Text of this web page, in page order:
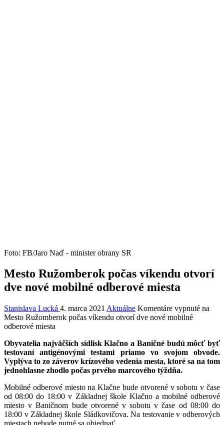
Foto: FB/Jaro Naď - minister obrany SR
Mesto Ružomberok počas víkendu otvorí
dve nové mobilné odberové miesta
Stanislava Lucká 4. marca 2021 Aktuálne Komentáre vypnuté na
Mesto Ružomberok počas víkendu otvorí dve nové mobilné
odberové miesta
Obyvatelia najväčších sídlisk Klačno a Baničné budú môcť byť
testovaní antigénovými testami priamo vo svojom obvode.
Vyplýva to zo záverov krízového vedenia mesta, ktoré sa na tom
jednohlasne zhodlo počas prvého marcového týždňa.
Mobilné odberové miesto na Klačne bude otvorené v sobotu v čase
od 08:00 do 18:00 v Základnej škole Klačno a mobilné odberové
miesto v Baničnom bude otvorené v sobotu v čase od 08:00 do
18:00 v Základnej škole Sládkovičova. Na testovanie v odberových